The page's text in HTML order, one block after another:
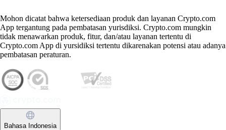
Mohon dicatat bahwa ketersediaan produk dan layanan Crypto.com
App tergantung pada pembatasan yurisdiksi. Crypto.com mungkin
tidak menawarkan produk, fitur, dan/atau layanan tertentu di
Crypto.com App di yursidiksi tertentu dikarenakan potensi atau adanya
pembatasan peraturan.
Bahasa Indonesia